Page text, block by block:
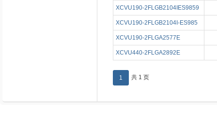
XCVU190-2FLGB2104IES9859
XCVU190-2FLGB2104I-ES985
XCVU190-2FLGA2577E
XCVU440-2FLGA2892E
1 共 1 页